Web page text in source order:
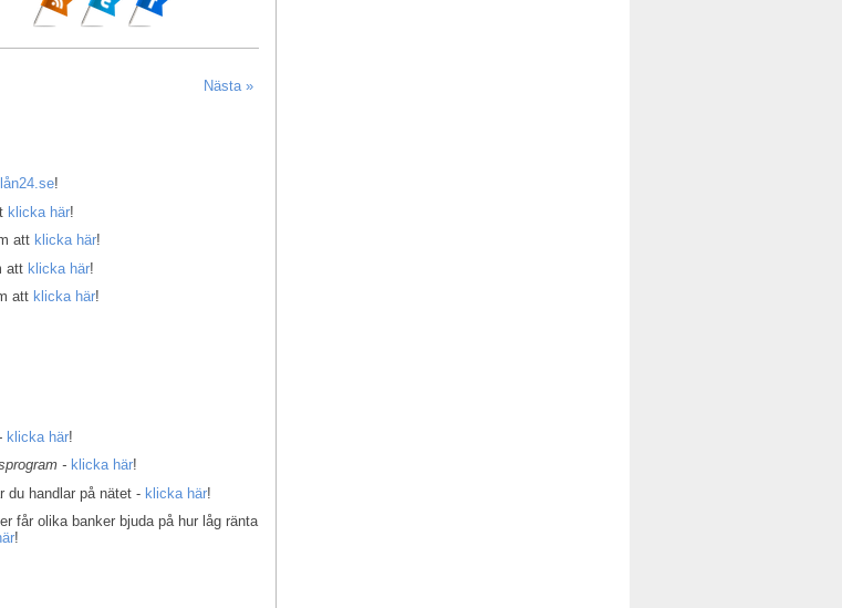
Nästa »
!
klicka här!
att klicka här!
att klicka här!
att klicka här!
klicka här!
- klicka här!
du handlar på nätet - klicka här!
får olika banker bjuda på hur låg ränta
!